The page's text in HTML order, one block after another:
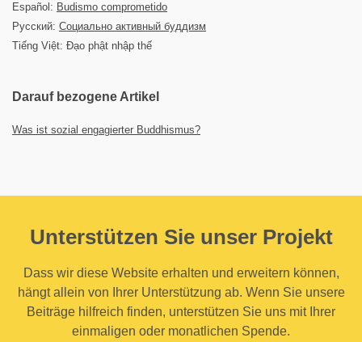
Español: Budismo comprometido
Русский: Социально активный буддизм
Tiếng Việt: Đạo phật nhập thế
Darauf bezogene Artikel
Was ist sozial engagierter Buddhismus?
Unterstützen Sie unser Projekt
Dass wir diese Website erhalten und erweitern können,
hängt allein von Ihrer Unterstützung ab. Wenn Sie unsere
Beiträge hilfreich finden, unterstützen Sie uns mit Ihrer
einmaligen oder monatlichen Spende.